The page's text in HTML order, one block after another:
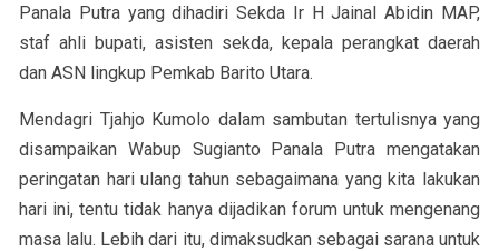
Panala Putra yang dihadiri Sekda Ir H Jainal Abidin MAP,
staf ahli bupati, asisten sekda, kepala perangkat daerah
dan ASN lingkup Pemkab Barito Utara.
Mendagri Tjahjo Kumolo dalam sambutan tertulisnya yang
disampaikan Wabup Sugianto Panala Putra mengatakan
peringatan hari ulang tahun sebagaimana yang kita lakukan
hari ini, tentu tidak hanya dijadikan forum untuk mengenang
masa lalu. Lebih dari itu, dimaksudkan sebagai sarana untuk